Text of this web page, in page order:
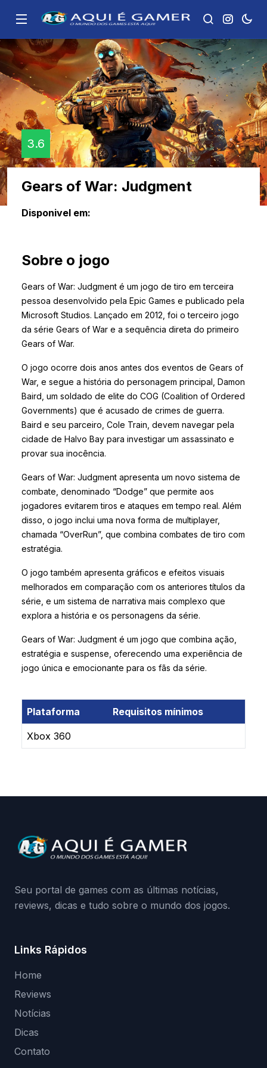
3.6
Gears of War: Judgment
Disponivel em:
Sobre o jogo
Gears of War: Judgment é um jogo de tiro em terceira
pessoa desenvolvido pela Epic Games e publicado pela
Microsoft Studios. Lançado em 2012, foi o terceiro jogo
da série Gears of War e a sequência direta do primeiro
Gears of War.
O jogo ocorre dois anos antes dos eventos de Gears of
War, e segue a história do personagem principal, Damon
Baird, um soldado de elite do COG (Coalition of Ordered
Governments) que é acusado de crimes de guerra.
Baird e seu parceiro, Cole Train, devem navegar pela
cidade de Halvo Bay para investigar um assassinato e
provar sua inocência.
Gears of War: Judgment apresenta um novo sistema de
combate, denominado “Dodge” que permite aos
jogadores evitarem tiros e ataques em tempo real. Além
disso, o jogo inclui uma nova forma de multiplayer,
chamada “OverRun”, que combina combates de tiro com
estratégia.
O jogo também apresenta gráficos e efeitos visuais
melhorados em comparação com os anteriores títulos da
série, e um sistema de narrativa mais complexo que
explora a história e os personagens da série.
Gears of War: Judgment é um jogo que combina ação,
estratégia e suspense, oferecendo uma experiência de
jogo única e emocionante para os fãs da série.
Plataforma Requisitos mínimos
Xbox 360
Seu portal de games com as últimas notícias,
reviews, dicas e tudo sobre o mundo dos jogos.
Links Rápidos
Home
Reviews
Notícias
Dicas
Contato